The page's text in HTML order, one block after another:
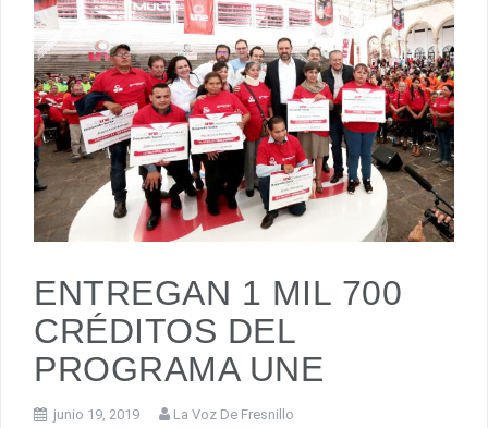
NIÑOS Y ADOLESCENTES VÍCTIMAS DE
VIOLENCIA
ENTREGAN 1 MIL 700
CRÉDITOS DEL
PROGRAMA UNE
junio 19, 2019 La Voz De Fresnillo